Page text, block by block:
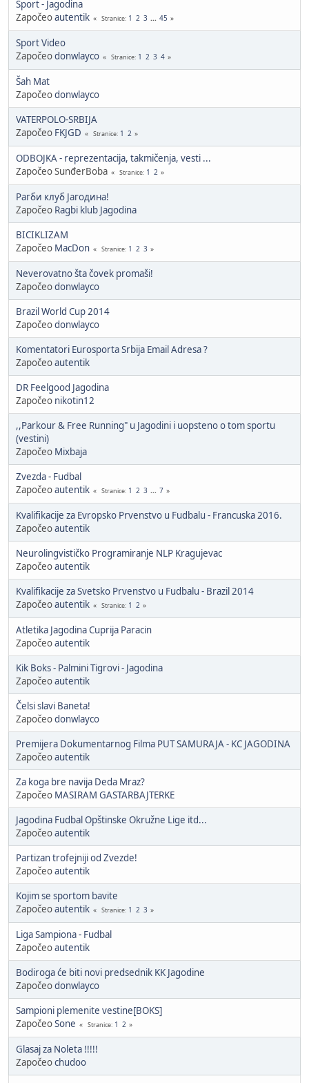
Sport - Jagodina
Započeoautentik Stranice 1 2 3 ... 45
Sport Video
Započeodonwlayco Stranice 1 2 3 4
Šah Mat
Započeodonwlayco
VATERPOLO-SRBIJA
Započeo FKJGD Stranice 1 2
ODBOJKA - reprezentacija, takmičenja, vesti ...
Započeo SunđerBoba
Stranice 1 2
Рагби клуб Јагодина!
Započeo Ragbi klub Jagodina
BICIKLIZAM
Započeo MacDon Stranice 1 2 3
Neverovatno šta čovek promaši!
Započeodonwlayco
Brazil World Cup 2014
Započeodonwlayco
Komentatori Eurosporta Srbija Email Adresa ?
Započeoautentik
DR Feelgood Jagodina
Započeo nikotin12
,,Parkour & Free Running" u Jagodini i uopsteno o tom sportu
(vestini)
Započeo Mixbaja
Zvezda - Fudbal
Započeoautentik Stranice 1 2 3 ... 7
Kvalifikacije za Evropsko Prvenstvo u Fudbalu - Francuska 2016.
Započeoautentik
Neurolingvističko Programiranje NLP Kragujevac
Započeoautentik
Kvalifikacije za Svetsko Prvenstvo u Fudbalu - Brazil 2014
Započeoautentik Stranice 1 2
Atletika Jagodina Cuprija Paracin
Započeoautentik
Kik Boks - Palmini Tigrovi - Jagodina
Započeoautentik
Čelsi slavi Baneta!
Započeodonwlayco
Premijera Dokumentarnog Filma PUT SAMURAJA - KC JAGODINA
Započeoautentik
Za koga bre navija Deda Mraz?
Započeo MASIRAM GASTARBAJTERKE
Jagodina Fudbal Opštinske Okružne Lige itd...
Započeoautentik
Partizan trofejniji od Zvezde!
Započeoautentik
Kojim se sportom bavite
Započeoautentik Stranice 1 2 3
Liga Sampiona - Fudbal
Započeoautentik
Bodiroga će biti novi predsednik KK Jagodine
Započeodonwlayco
Sampioni plemenite vestine[BOKS]
ZapočeoSone Stranice 1 2
Glasaj za Noleta !!!!!
Započeochudoo